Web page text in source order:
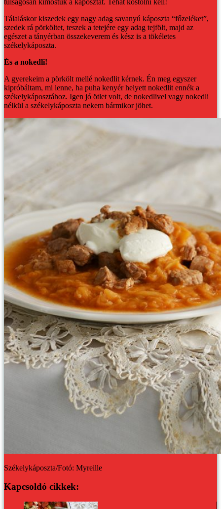
Tálaláskor kiszedek egy nagy adag savanyú káposzta “főzeléket”,
szedek rá pörköltet, teszek a tetejére egy adag tejfölt, majd az
egészet a tányérban összekeverem és kész is a tökéletes
székelykáposzta.
És a nokedli!
A gyerekeim a pörkölt mellé nokedlit kérnek. Én meg egyszer
kipróbáltam, mi lenne, ha puha kenyér helyett nokedlit ennék a
székelykáposztához. Igen jó ötlet volt, de nokedlivel vagy nokedli
nélkül a székelykáposzta nekem bármikor jöhet.
Székelykáposzta/Fotó: Myreille
Kapcsoldó cikkek: